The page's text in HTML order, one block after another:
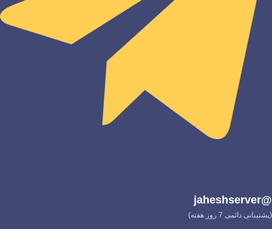
@jaheshserver
(پشتیبانی دائمی 7 روز هفته)